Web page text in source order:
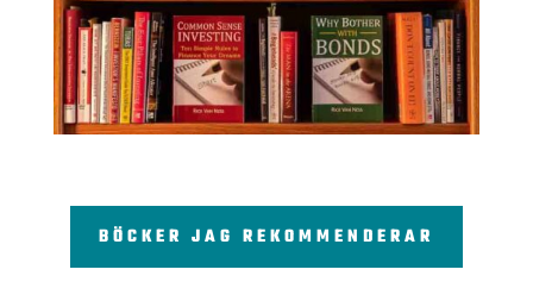
BÖCKER JAG REKOMMENDERAR